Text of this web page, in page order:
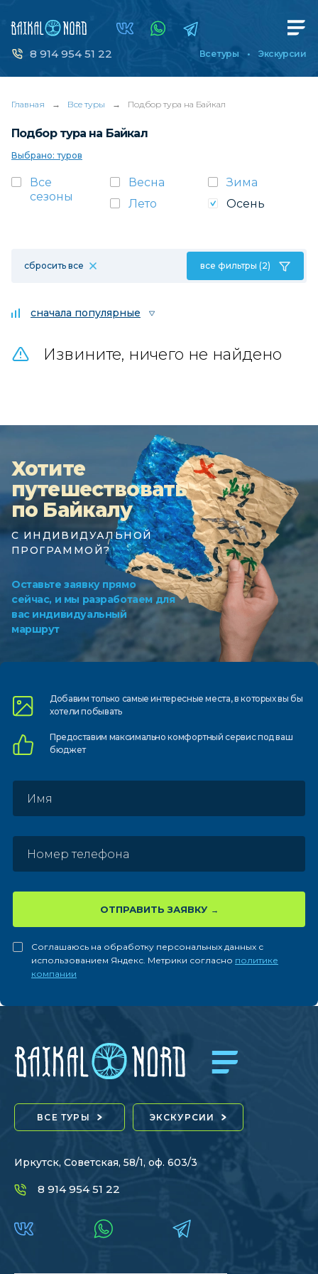
8 914 954 51 22 Все туры Экскурсии
Главная → Все туры → Подбор тура на Байкал
Подбор тура на Байкал
Выбрано: туров
Все
сезоны
Весна
Зима
Лето
Осень
сбросить все все фильтры (2)
сначала популярные
Извините, ничего не найдено
Хотите
путешествовать
по Байкалу
С ИНДИВИДУАЛЬНОЙ
ПРОГРАММОЙ?
Оставьте заявку прямо
сейчас, и мы разработаем для
вас индивидуальный
маршрут
Добавим только самыеинтересные места, в которыхвы бы
хотели побывать
Предоставим максимально комфортныйсервис под ваш
бюджет
ОТПРАВИТЬ ЗАЯВКУ
Соглашаюсь на обработку персональных данных с
использованием Яндекс. Метрики согласно политике
компании
ВСЕ ТУРЫ ЭКСКУРСИИ
Иркутск, Советская, 58/1, оф. 603/3
8 914 954 51 22